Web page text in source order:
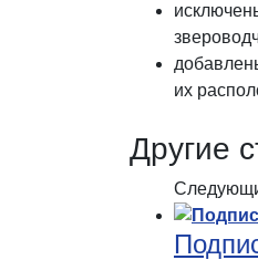
их
Другие